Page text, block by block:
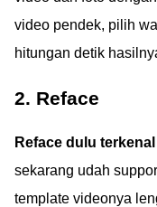
video pendek, pilih
hitungan detik
2. Reface
Reface dulu
sekarang udah
template videonya